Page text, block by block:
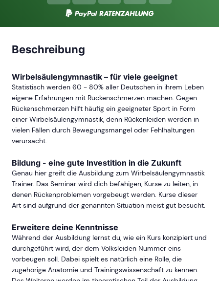
Beschreibung
Wirbelsäulengymnastik – für viele geeignet
Statistisch werden 60 - 80% aller Deutschen in ihrem Leben
eigene Erfahrungen mit Rückenschmerzen machen. Gegen
Rückenschmerzen hilft häufig ein geeigneter Sport in Form
einer Wirbelsäulengymnastik, denn Rückenleiden werden in
vielen Fällen durch Bewegungsmangel oder Fehlhaltungen
verursacht.
Bildung - eine gute Investition in die Zukunft
Genau hier greift die Ausbildung zum Wirbelsäulengymnastik
Trainer. Das Seminar wird dich befähigen, Kurse zu leiten, in
denen Rückenproblemen vorgebeugt werden. Kurse dieser
Art sind aufgrund der genannten Situation meist gut besucht.
Erweitere deine Kenntnisse
Während der Ausbildung lernst du, wie ein Kurs konzipiert und
durchgeführt wird, der dem Volksleiden Nummer eins
vorbeugen soll. Dabei spielt es natürlich eine Rolle, die
zugehörige Anatomie und Trainingswissenschaft zu kennen.